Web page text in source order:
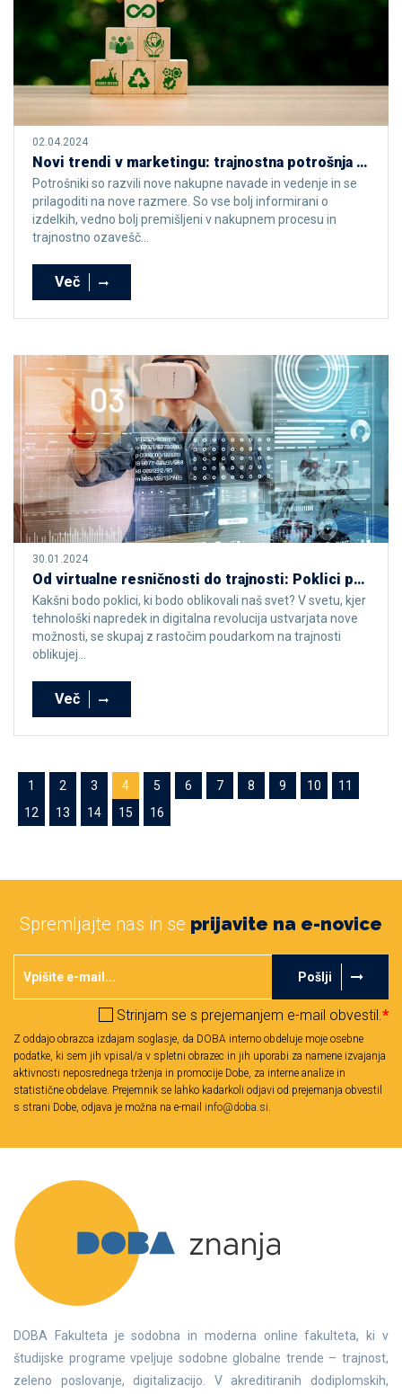
02.04.2024
Novi trendi v marketingu: trajnostna potrošnja in zeleni marketing
Potrošniki so razvili nove nakupne navade in vedenje in se
prilagoditi na nove razmere. So vse bolj informirani o
izdelkih, vedno bolj premišljeni v nakupnem procesu in
trajnostno ozavešč...
Več
30.01.2024
Od virtualne resničnosti do trajnosti: Poklici prihodnosti
Kakšni bodo poklici, ki bodo oblikovali naš svet? V svetu, kjer
tehnološki napredek in digitalna revolucija ustvarjata nove
možnosti, se skupaj z rastočim poudarkom na trajnosti
oblikujej...
Več
1 2 3 4 5 6 7 8 9 10
11
12
13 14 15 16
Spremljajte nas in se prijavite na e-novice
Pošlji
Strinjam se s prejemanjem e-mail obvestil.*
Z oddajo obrazca izdajam soglasje, da DOBA interno obdeluje moje osebne
podatke, ki sem jih vpisal/a v spletni obrazec in jih uporabi za namene izvajanja
aktivnosti neposrednega trženja in promocije Dobe, za interne analize in
statistične obdelave. Prejemnik se lahko kadarkoli odjavi od prejemanja obvestil
s strani Dobe, odjava je možna na e-mail info@doba.si.
DOBA Fakulteta je sodobna in moderna online fakulteta, ki v
študijske programe vpeljuje sodobne globalne trende – trajnost,
zeleno poslovanje, digitalizacijo. V akreditiranih dodiplomskih,